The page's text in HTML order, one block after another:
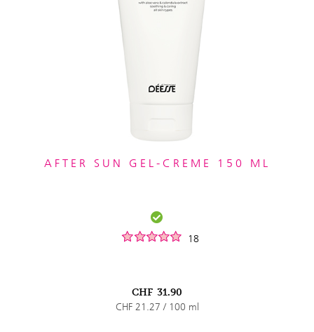
AFTER SUN GEL-CREME 150 ML
18
CHF 31.90
CHF 21.27 / 100 ml